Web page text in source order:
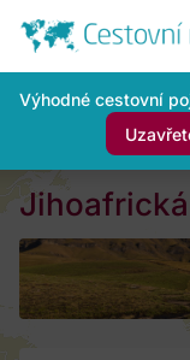
Výhodné cestovní